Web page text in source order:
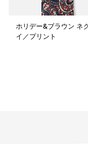
ホリデー&ブラウン ネ
イ／プリント